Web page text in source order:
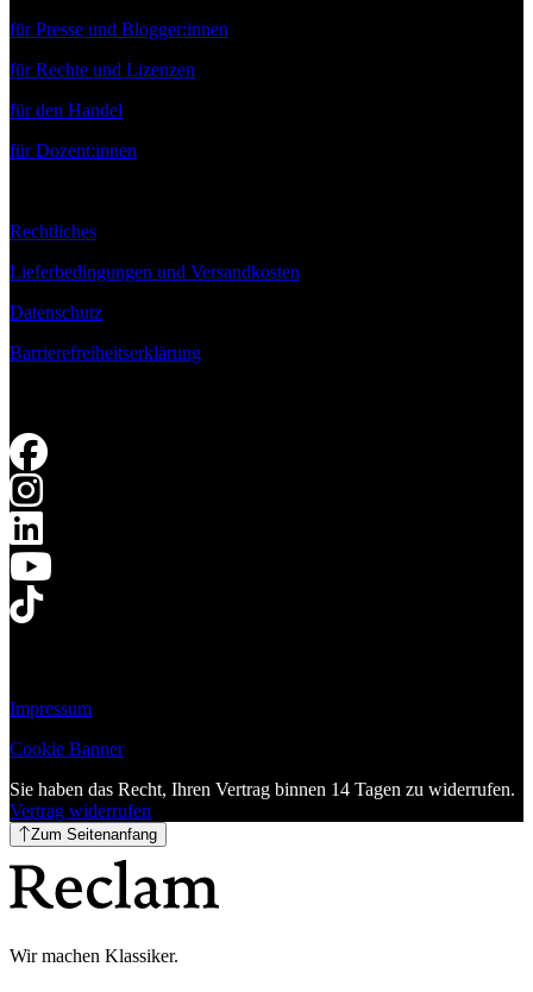
für Presse und Blogger:innen
für Rechte und Lizenzen
für den Handel
für Dozent:innen
Rechtliches
Lieferbedingungen und Versandkosten
Datenschutz
Barrierefreiheitserklärung
Impressum
Cookie Banner
Sie haben das Recht, Ihren Vertrag binnen 14 Tagen zu widerrufen.
Vertrag widerrufen
Zum Seitenanfang
Wir machen Klassiker.